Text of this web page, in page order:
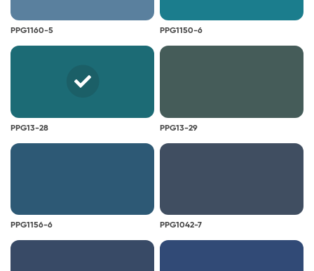
PPG1160-5 PPG1150-6
PPG13-28 PPG13-29
PPG1156-6 PPG1042-7